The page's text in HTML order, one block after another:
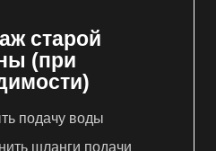
старой
(при
подачу воды
шланги подачи